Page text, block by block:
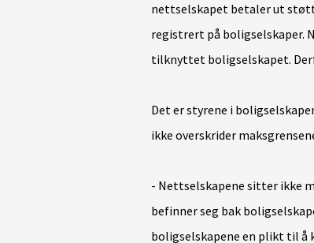
nettselskapet betaler ut
registrert på boligselskaper.
tilknyttet boligselskapet.
Det er styrene i
ikke overskrider
- Nettselskapene sitter ikke
befinner seg bak
boligselskapene en plikt til